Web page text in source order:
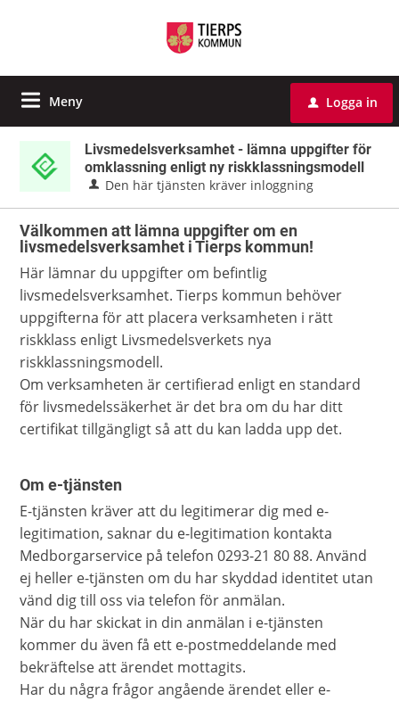
Meny u Logga in
Livsmedelsverksamhet - lämna uppgifter för
omklassning enligt ny riskklassningsmodell
Den här tjänsten kräver inloggning
Välkommen att lämna uppgifter om en
livsmedelsverksamhet i Tierps kommun!
Här lämnar du uppgifter om befintlig
livsmedelsverksamhet. Tierps kommun behöver
uppgifterna för att placera verksamheten i rätt
riskklass enligt Livsmedelsverkets nya
riskklassningsmodell.
Om verksamheten är certifierad enligt en standard
för livsmedelssäkerhet är det bra om du har ditt
certifikat tillgängligt så att du kan ladda upp det.
Om e-tjänsten
E-tjänsten kräver att du legitimerar dig med e-
legitimation, saknar du e-legitimation kontakta
Medborgarservice på telefon 0293-21 80 88. Använd
ej heller e-tjänsten om du har skyddad identitet utan
vänd dig till oss via telefon för anmälan.
När du har skickat in din anmälan i e-tjänsten
kommer du även få ett e-postmeddelande med
bekräftelse att ärendet mottagits.
Har du några frågor angående ärendet eller e-